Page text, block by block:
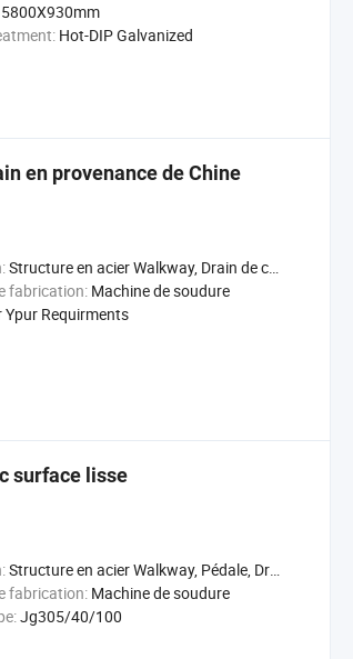
5800X930mm
Hot-DIP Galvanized
en provenance de Chine
Structure en acier Walkway, Drain de couverture, Platform
fabrication: Machine de soudure
Ypur Requirments
surface lisse
Structure en acier Walkway, Pédale, Drain de couverture
fabrication: Machine de soudure
Jg305/40/100